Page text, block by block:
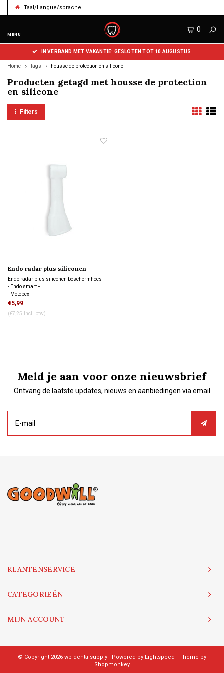
Taal/Langue/sprache
MENU
0
IN VERBAND MET VAKANTIE: GESLOTEN TOT 10 AUGUSTUS
Home Tags housse de protection en silicone
Producten getagd met housse de protection
en silicone
Filters
Endo radar plus siliconen
beschermhoes
Endo radar plus siliconen beschermhoes
- Endo smart +
- Motopex
- AI-motor
€5,99
(€7,25 Incl. btw)
Meld je aan voor onze nieuwsbrief
Ontvang de laatste updates, nieuws en aanbiedingen via email
KLANTENSERVICE
CATEGORIEËN
MIJN ACCOUNT
© Copyright 2026 wp-dentalsupply - Powered by Lightspeed - Theme by
Shopmonkey